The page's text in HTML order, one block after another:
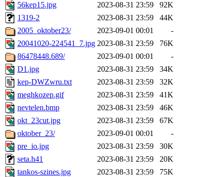
56kep15.jpg
2023-08-31 23:59
92K
1319-2
2023-08-31 23:59
44K
2005_oktober23/
2023-09-01 00:01
-
20041020-224541_7.jpg 2023-08-31 23:59
76K
86478448.689/
2023-09-01 00:01
-
D1.jpg
2023-08-31 23:59
34K
kep-DWZwru.txt
2023-08-31 23:59
32K
meghkozep.gif
2023-08-31 23:59
41K
nevtelen.bmp
2023-08-31 23:59
46K
okt_23cut.jpg
2023-08-31 23:59
67K
oktober_23/
2023-09-01 00:01
-
pre_io.jpg
2023-08-31 23:59
30K
seta.h41
2023-08-31 23:59
20K
tankos-szines.jpg
2023-08-31 23:59
75K